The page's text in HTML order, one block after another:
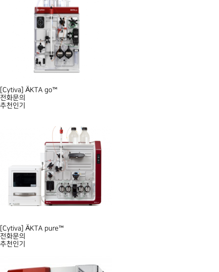
[Cytiva] ÄKTA go™
전화문의
추천인기
[Cytiva] ÄKTA pure™
전화문의
추천인기